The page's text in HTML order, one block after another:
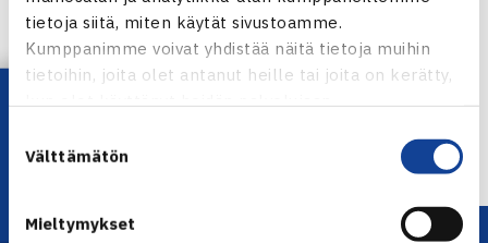
tietoja siitä, miten käytät sivustoamme.
Kumppanimme voivat yhdistää näitä tietoja muihin
tietoihin, joita olet antanut heille tai joita on kerätty,
valinta
Välttämätön
Mieltymykset
Seuraava uutinen: Britit voittivat Suomen… →
Lataa OmaTennis!